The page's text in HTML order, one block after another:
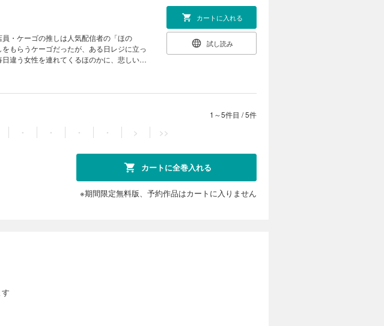
もらうケーゴだったが、ある日レジに立っ
カートに入れる
試し読み
1～5件目 /5件
・ ・ ・ ・ > >>
カートに全巻入れる
※期間限定無料版、予約作品はカートに入りません